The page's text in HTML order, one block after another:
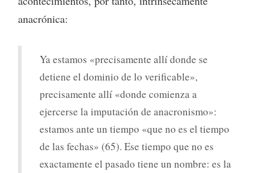
anacrónica:
Ya estamos «precisamente allí donde se
detiene el dominio de lo verificable»,
precisamente allí «donde comienza a
ejercerse la imputación de anacronismo»:
estamos ante un tiempo «que no es el tiempo
de las fechas» (65). Ese tiempo que no es
exactamente el pasado tiene un nombre: es la